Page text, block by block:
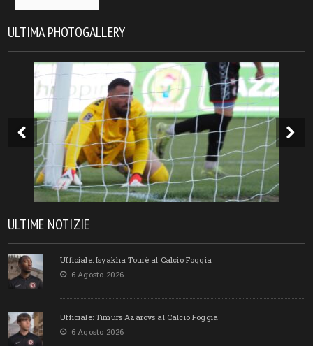
ULTIMA PHOTOGALLERY
ULTIME NOTIZIE
Ufficiale: Isyakha Tourè al Calcio Foggia
6 Agosto 2026
Ufficiale: Timurs Azarovs al Calcio Foggia
6 Agosto 2026